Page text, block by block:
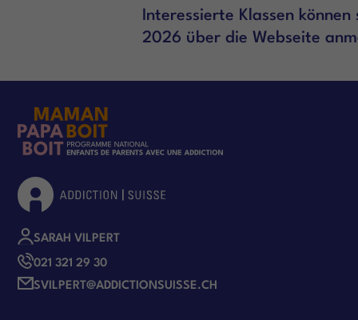
Interessierte Klassen
2026 über die Webseite
SARAH VILPERT
021 321 29 30
SVILPERT@ADDICTIONSUISSE.CH